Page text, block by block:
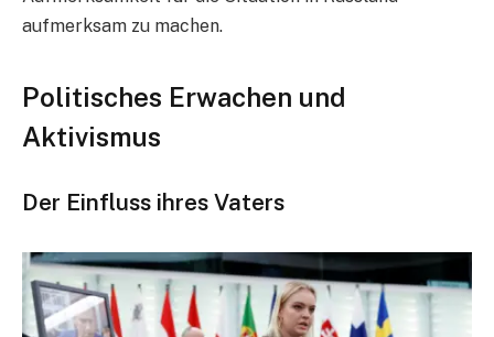
aufmerksam zu machen.
Politisches Erwachen und
Aktivismus
Der Einfluss ihres Vaters